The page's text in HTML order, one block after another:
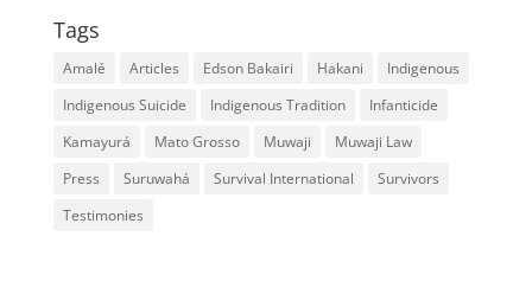
Tags
Amalé Articles Edson Bakairi Hakani
Indigenous
Indigenous Suicide
Indigenous Tradition
Infanticide
Kamayurá
Mato Grosso Muwaji
Muwaji Law
Press
Suruwahá Survival International
Survivors
Testimonies